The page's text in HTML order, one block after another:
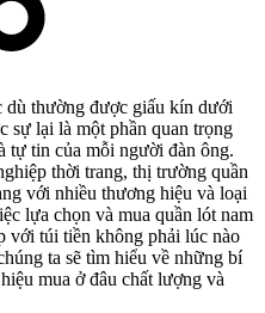
dù thường được giấu kín dưới
sự lại là một phần quan trọng
tự tin của mỗi người đàn ông.
thời trang, thị trường quần
với nhiều thương hiệu và loại
lựa chọn và mua quần lót nam
với túi tiền không phải lúc nào
ta sẽ tìm hiểu về những bí
mua ở đâu chất lượng và